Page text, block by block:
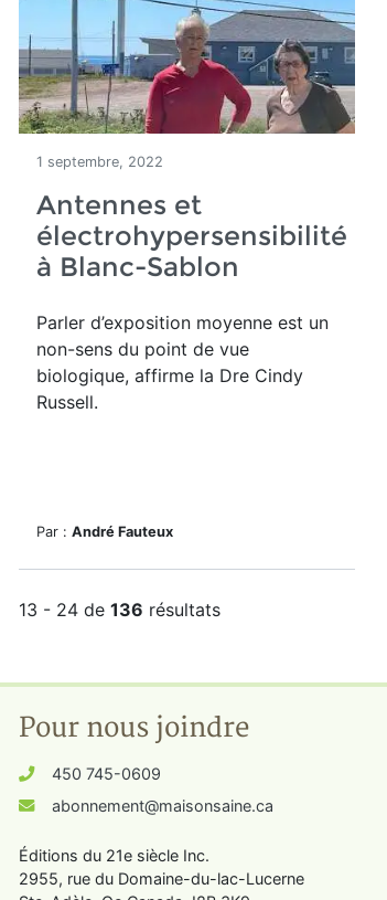
1 septembre, 2022
Antennes et
électrohypersensibilité
à Blanc-Sablon
Parler d’exposition moyenne est un
non-sens du point de vue
biologique, affirme la Dre Cindy
Russell.
Par : André Fauteux
13 - 24 de 136 résultats
Pour nous joindre
450 745-0609
abonnement@maisonsaine.ca
Éditions du 21e siècle Inc.
2955, rue du Domaine-du-lac-Lucerne